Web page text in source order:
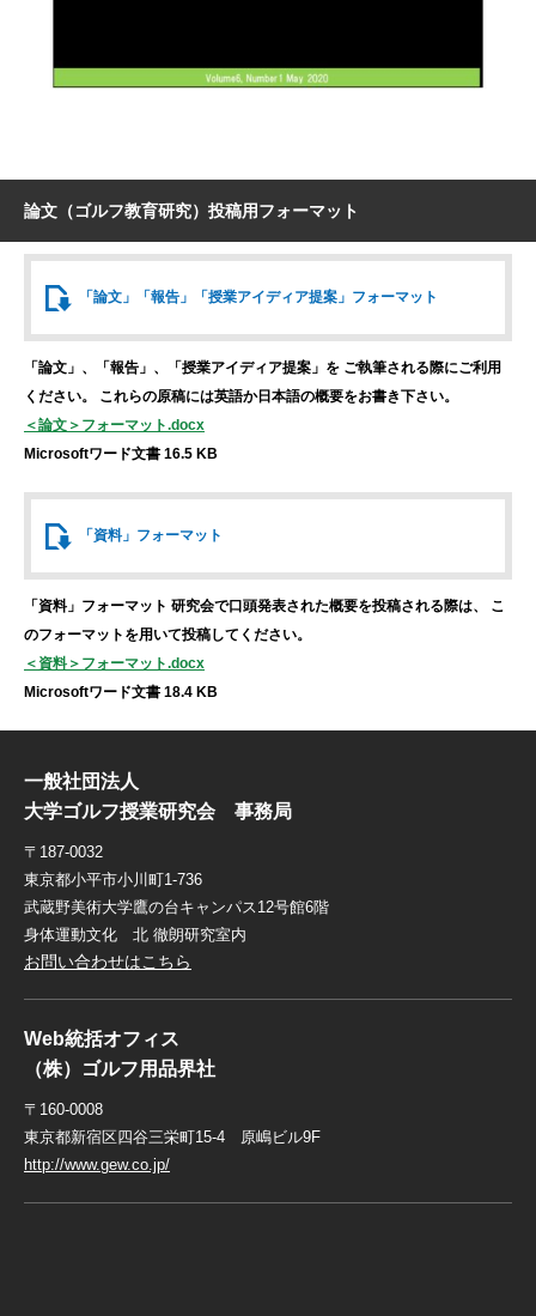
論文（ゴルフ教育研究）投稿用フォーマット
「論文」「報告」 「授業アイディア提案」 フォーマット
「論文」、「報告」、「授業アイディア提案」を ご執筆される際にご利用
ください。
これらの原稿には英語か日本語の概要をお書き下さい。
＜論文＞フォーマット.docx
Microsoftワード文書 16.5 KB
「資料」 フォーマット
「資料」フォーマット 研究会で口頭発表された概要を投稿される際は、
こ
のフォーマットを用いて投稿してください。
＜資料＞フォーマット.docx
Microsoftワード文書 18.4 KB
一般社団法人
大学ゴルフ授業研究会 事務局
〒187-0032
東京都小平市小川町1-736
武蔵野美術大学鷹の台キャンパス12号館6階
身体運動文化 北 徹朗研究室内
お問い合わせはこちら
Web統括オフィス
（株）ゴルフ用品界社
〒160-0008
東京都新宿区四谷三栄町15-4 原嶋ビル9F
http://www.gew.co.jp/